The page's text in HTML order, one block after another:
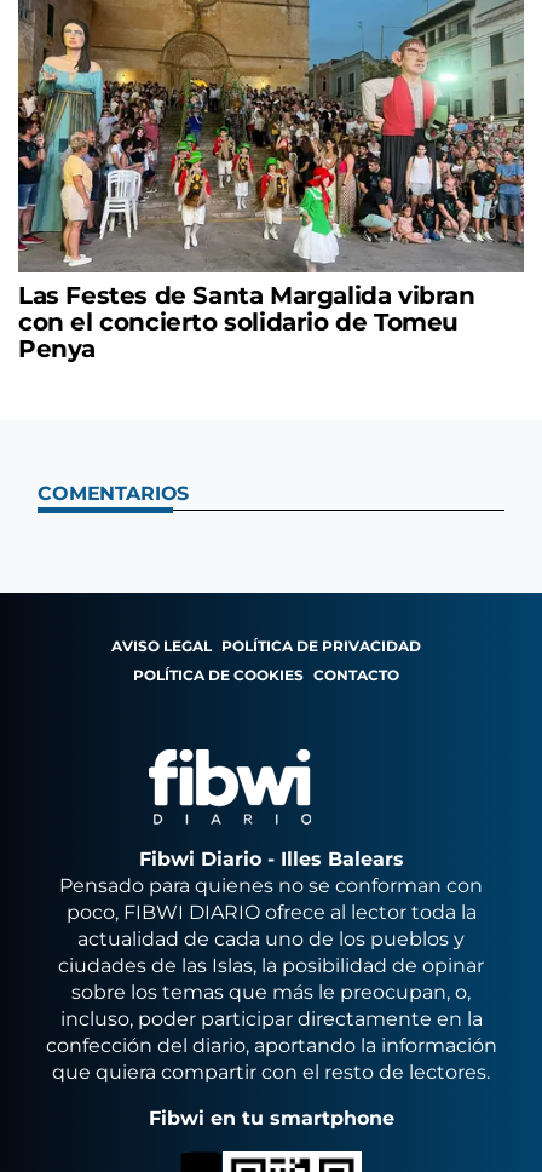
Las Festes de Santa Margalida vibran
con el concierto solidario de Tomeu
Penya
COMENTARIOS
AVISO LEGAL POLÍTICA DE PRIVACIDAD
POLÍTICA DE COOKIES CONTACTO
Fibwi Diario - Illes Balears
Pensado para quienes no se conforman con
poco, FIBWI DIARIO ofrece al lector toda la
actualidad de cada uno de los pueblos y
ciudades de las Islas, la posibilidad de opinar
sobre los temas que más le preocupan, o,
incluso, poder participar directamente en la
confección del diario, aportando la información
que quiera compartir con el resto de lectores.
Fibwi en tu smartphone